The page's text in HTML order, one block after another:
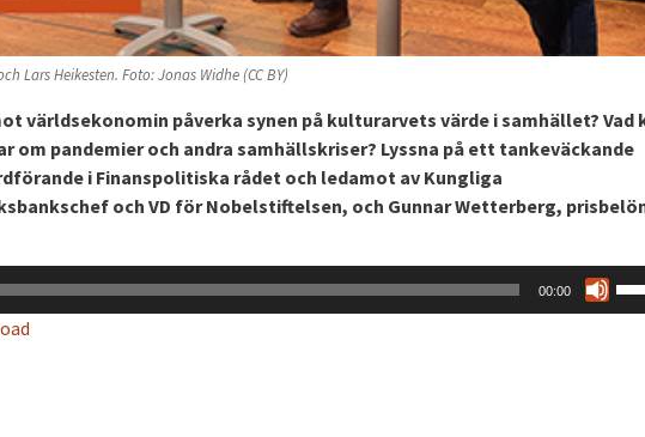
Lars Heikesten. Foto: Jonas Widhe (CC BY)
världsekonomin påverka synen på kulturarvets värde i samhället? Vad
om pandemier och andra samhällskriser? Lyssna på ett tankeväckande
i Finanspolitiska rådet och ledamot av Kungliga
och VD för Nobelstiftelsen, och Gunnar Wetterberg,
00:00